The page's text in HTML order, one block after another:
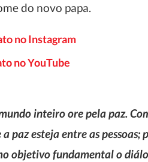
do novo papa.
no Instagram
no YouTube
inteiro ore pela paz.
paz esteja entre as pessoas;
objetivo fundamental o